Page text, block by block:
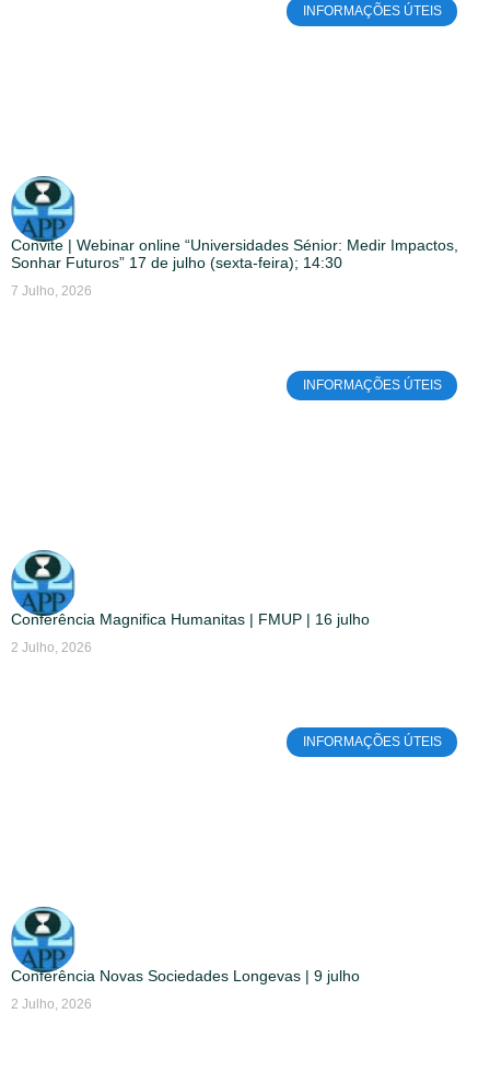
INFORMAÇÕES ÚTEIS
Convite | Webinar online “Universidades Sénior: Medir Impactos,
Sonhar Futuros” 17 de julho (sexta-feira); 14:30
7 Julho, 2026
INFORMAÇÕES ÚTEIS
Conferência Magnifica Humanitas | FMUP | 16 julho
2 Julho, 2026
INFORMAÇÕES ÚTEIS
Conferência Novas Sociedades Longevas | 9 julho
2 Julho, 2026